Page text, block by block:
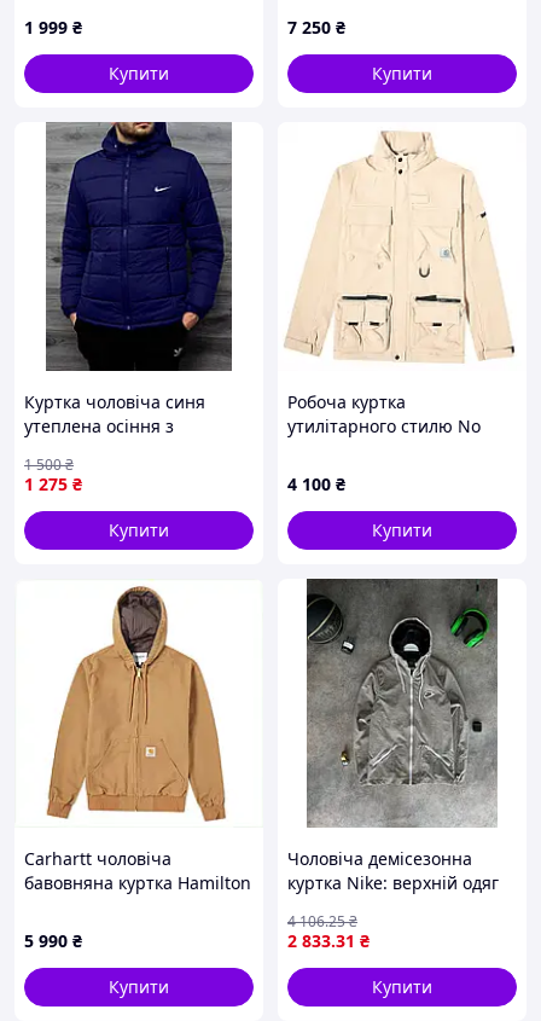
1 999 ₴
Купити
7 250 ₴
Купити
Куртка чоловіча синя
утеплена осіння з
курточка Найк ART0307
1 275 ₴
1 500₴
Купити
Робоча куртка
утилітарного стилю No
AC85779M91
4 100 ₴
Купити
Carhartt чоловіча
бавовняна куртка Hamilton
5 990 ₴
Купити
Чоловіча демісезонна
куртка Nike: верхній одяг
вироблено в Туреччині
2 833.31 ₴
4 106.25₴
Купити